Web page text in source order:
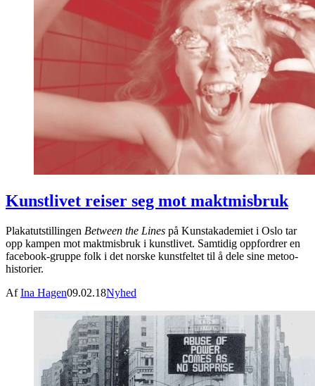
Kunstlivet reiser seg mot maktmisbruk
Plakatutstillingen Between the Lines på Kunstakademiet i Oslo tar
opp kampen mot maktmisbruk i kunstlivet. Samtidig oppfordrer en
facebook-gruppe folk i det norske kunstfeltet til å dele sine metoo-
historier.
AfIna Hagen09.02.18Nyhed